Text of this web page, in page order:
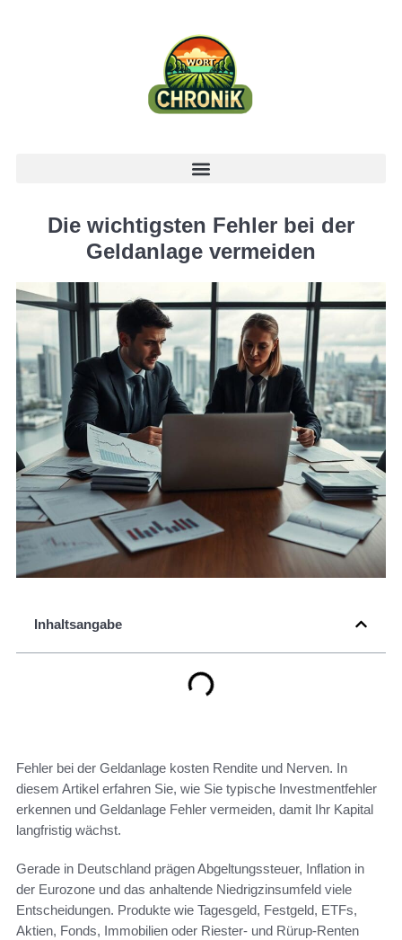
Die wichtigsten Fehler bei der
Geldanlage vermeiden
Inhaltsangabe
Fehler bei der Geldanlage kosten Rendite und Nerven. In
diesem Artikel erfahren Sie, wie Sie typische Investmentfehler
erkennen und Geldanlage Fehler vermeiden, damit Ihr Kapital
langfristig wächst.
Gerade in Deutschland prägen Abgeltungssteuer, Inflation in
der Eurozone und das anhaltende Niedrigzinsumfeld viele
Entscheidungen. Produkte wie Tagesgeld, Festgeld, ETFs,
Aktien, Fonds, Immobilien oder Riester- und Rürup-Renten